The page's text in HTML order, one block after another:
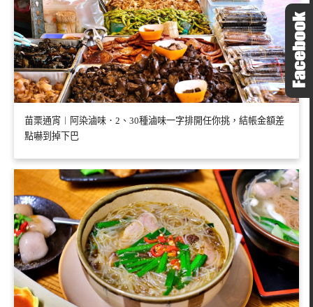
苗栗通宵︱阿染滷味．2、30種滷味一字排開任你挑，結帳金額差
點嚇到掉下巴